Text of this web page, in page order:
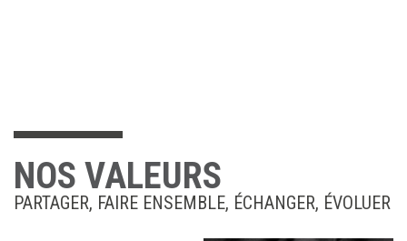
NOS VALEURS
PARTAGER, FAIRE ENSEMBLE, ÉCHANGER, ÉVOLUER